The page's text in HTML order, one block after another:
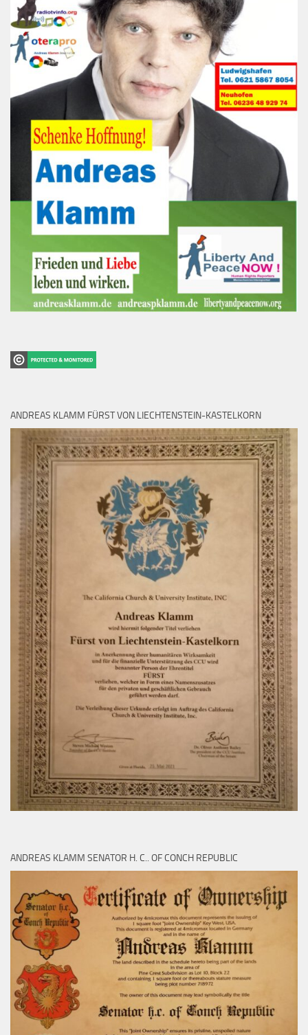
ANDREAS KLAMM FÜRST VON LIECHTENSTEIN-KASTELKORN
ANDREAS KLAMM SENATOR H. C.. OF CONCH REPUBLIC